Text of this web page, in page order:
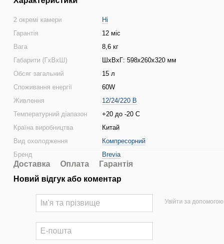
2 окремі камери
Ні
Гарантія
12 міс
Вага
8,6 кг
Габарити (ГхВхШ)
ШхВхГ: 598x260x320 мм
Обсяг загальний
15 л
Споживання енергії
60W
Живлення
12/24/220 В
Температурний діапазон
+20 до -20 С
Країна виробництва
Китай
Вид охолодження
Компресорний
Бренд
Brevia
Доставка Оплата
Гарантія
Новий відгук або коментар
Увійти за допомогою